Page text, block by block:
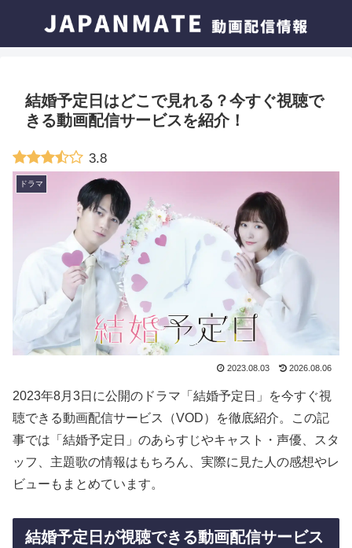
結婚予定日はどこで見れる？今すぐ視聴で
きる動画配信サービスを紹介！
3.8
ドラマ
2023.08.03 2026.08.06
2023年8月3日に公開のドラマ「結婚予定日」を今すぐ視
聴できる動画配信サービス（VOD）を徹底紹介。この記
事では「結婚予定日」のあらすじやキャスト・声優、スタ
ッフ、主題歌の情報はもちろん、実際に見た人の感想やレ
ビューもまとめています。
結婚予定日が視聴できる動画配信サービス